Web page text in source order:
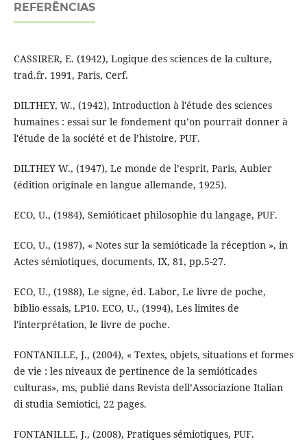
REFERÊNCIAS
CASSIRER, E. (1942), Logique des sciences de la culture,
trad.fr. 1991, Paris, Cerf.
DILTHEY, W., (1942), Introduction à l'étude des sciences
humaines : essai sur le fondement qu’on pourrait donner à
l'étude de la société et de l’histoire, PUF.
DILTHEY W., (1947), Le monde de l’esprit, Paris, Aubier
(édition originale en langue allemande, 1925).
ECO, U., (1984), Semióticaet philosophie du langage, PUF.
ECO, U., (1987), « Notes sur la semióticade la réception », in
Actes sémiotiques, documents, IX, 81, pp.5-27.
ECO, U., (1988), Le signe, éd. Labor, Le livre de poche,
biblio essais, LP10. ECO, U., (1994), Les limites de
l'interprétation, le livre de poche.
FONTANILLE, J., (2004), « Textes, objets, situations et formes
de vie : les niveaux de pertinence de la semióticades
culturas», ms, publié dans Revista dell’Associazione Italian
di studia Semiotici, 22 pages.
FONTANILLE, J., (2008), Pratiques sémiotiques, PUF.